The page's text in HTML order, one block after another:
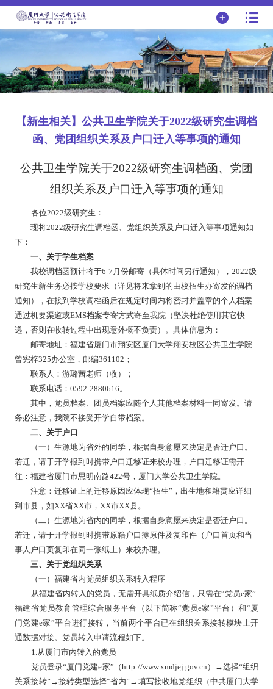
【新生相关】公共卫生学院关于2022级研究生调档
函、党团组织关系及户口迁入等事项的通知
公共卫生学院关于2022级研究生调档函、党团
组织关系及户口迁入等事项的通知
各位2022级研究生：
现将2022级研究生调档函、党组织关系及户口迁入等事项通知如
下：
一、关于学生档案
我校调档函预计将于6-7 月份邮寄（具体时间另行通知）， 2022级
研究生新生务必按学校要求（详见将来拿到的由校招生办寄发的调档
通知），在接到学校调档函后在规定时间内将密封并盖章的个人档案
通过机要渠道或EMS档案专寄方式寄至我院（坚决杜绝使用其它快
递，否则在收转过程中出现意外概不负责）。具体信息为：
邮寄地址：福建省厦门市翔安区厦门大学翔安校区公共卫生学院
曾宪梓325办公室，邮编361102 ；
联系人： 游璐茜老师（收）；
联系电话： 0592-2880616 。
其中，党员档案、团员档案应随个人其他档案材料一同寄发。请
务必注意，我院不接受开学自带档案。
二、关于户口
（一）生源地为省外的同学，根据自身意愿来决定是否迁户口。
若迁，请于开学报到时携带户口迁移证来校办理，户口迁移证需开
往：福建省厦门市思明南路422号，厦门大学公共卫生学院。
注意：迁移证上的迁移原因应体现“招生”，出生地和籍贯应详细
到市县，如XX省XX市， XX市XX县。
（二）生源地为省内的同学，根据自身意愿来决定是否迁户口。
若迁，请于开学报到时携带原籍户口簿原件及复印件（户口首页和当
事人户口页复印在同一张纸上）来校办理。
三、关于党组织关系
（一）福建省内党员组织关系转入程序
从福建省内转入的党员，无需开具纸质介绍信，只需在“党员e家”-
福建省党员教育管理综合服务平台（以下简称“党员e家”平台）和“厦
门党建e家”平台进行接转，当前两个平台已在组织关系接转模块上开
通数据对接。党员转入申请流程如下。
1.从厦门市内转入的党员
党员登录“厦门党建e家”（http://www.xmdjej.gov.cn）→选择“组织
关系接转”→接转类型选择“省内”→填写接收地党组织（中共厦门大学